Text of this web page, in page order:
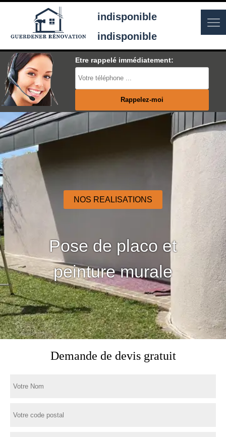
indisponible
indisponible
Etre rappelé immédiatement:
NOS REALISATIONS
Pose de placo et
peinture murale
Demande de devis gratuit